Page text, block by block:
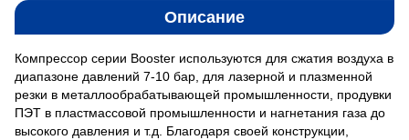
Описание
Компрессор серии Booster используются для сжатия воздуха в
диапазоне давлений 7-10 бар, для лазерной и плазменной
резки в металлообрабатывающей промышленности, продувки
ПЭТ в пластмассовой промышленности и нагнетания газа до
высокого давления и т.д. Благодаря своей конструкции,